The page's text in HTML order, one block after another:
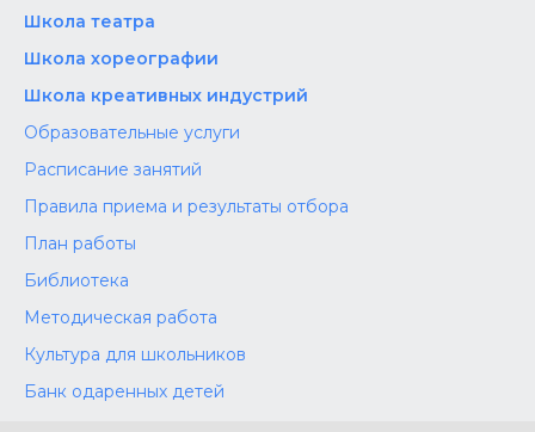
Школа‌‌‌‌ театра
Школа хореографии
Школа креативных индустрий
Образовательные услуги
Расписание занятий
Правила приема и результаты отбора
План работы
Библиотека
Методическая работа
Культура для школьников
Банк одаренных детей